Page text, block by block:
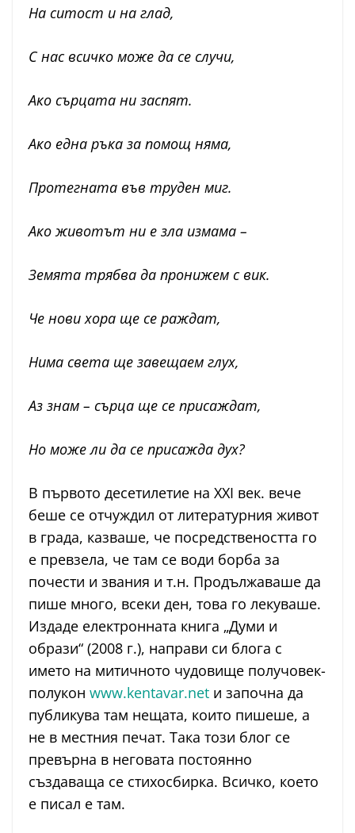
На ситост и на глад,
С нас всичко може да се случи,
Ако сърцата ни заспят.
Ако една ръка за помощ няма,
Протегната във труден миг.
Ако животът ни е зла измама –
Земята трябва да пронижем с вик.
Че нови хора ще се раждат,
Нима света ще завещаем глух,
Аз знам – сърца ще се присаждат,
Но може ли да се присажда дух?
В първото десетилетие на XXI век. вече
беше се отчуждил от литературния живот
в града, казваше, че посредствеността го
е превзела, че там се води борба за
почести и звания и т.н. Продължаваше да
пише много, всеки ден, това го лекуваше.
Издаде електронната книга „Думи и
образи“ (2008 г.), направи си блога с
името на митичното чудовище получовек-
полукон www.kentavar.net и започна да
публикува там нещата, които пишеше, а
не в местния печат. Така този блог се
превърна в неговата постоянно
създаваща се стихосбирка. Всичко, което
е писал е там.